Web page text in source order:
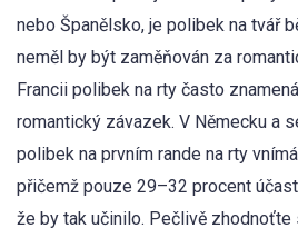
nebo Španělsko, je polibek na tvář
neměl by být zaměňován za
Francii polibek na rty často
romantický závazek. V Německu a
polibek na prvním rande na rty
přičemž pouze 29–32 procent
že by tak učinilo. Pečlivě